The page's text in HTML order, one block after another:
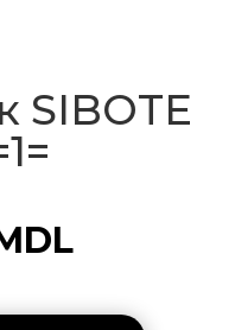
SIBOTE